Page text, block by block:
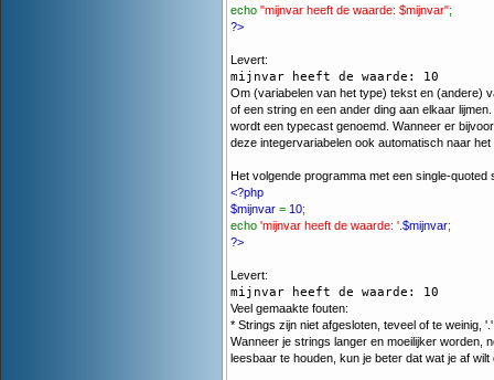
echo "mijnvar heeft de waarde: $mijnvar";
?>
Levert:
mijnvar heeft de waarde: 10
Om (variabelen van het type) tekst en (andere)
of een string en een ander ding aan elkaar
wordt een typecast genoemd. Wanneer er
deze integervariabelen ook automatisch naar
Het volgende programma met een single-quoted
<?php
$mijnvar = 10;
echo 'mijnvar heeft de waarde: ' $mijnvar;
?>
Levert:
mijnvar heeft de waarde: 10
Veel gemaakte fouten:
* Strings zijn niet afgesloten, teveel of te weinig,
Wanneer je strings langer en moeilijker worden,
leesbaar te houden, kun je beter dat wat je af